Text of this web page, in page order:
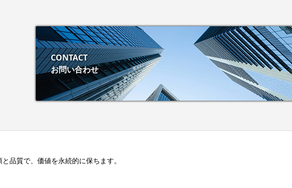
CONTACT
お問い合わせ
と品質で、価値を永続的に保ちます。